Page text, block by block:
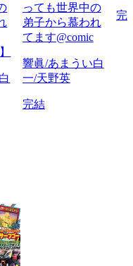
っても世界中の
弟子から慕われ
てます@comic
響眞/あまうい白
一/天野英
完結
完